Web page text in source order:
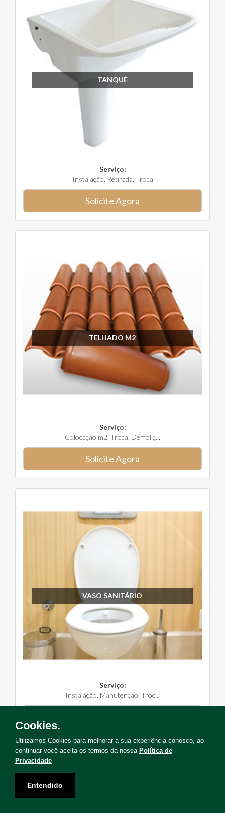
TANQUE
Serviço:
Instalação, Retirada, Troca
Solicite Agora
TELHADO M2
Serviço:
Colocação m2, Troca, Demoliç...
Solicite Agora
VASO SANITÁRIO
Serviço:
Instalação, Manutenção, Troc...
Solicite uma visita para levantamento de serviços!
Cookies.
Utilizamos Cookies para melhorar a sua experiência conosco, ao
continuar você aceita os termos da nossa Política de
Privacidade
Entendido